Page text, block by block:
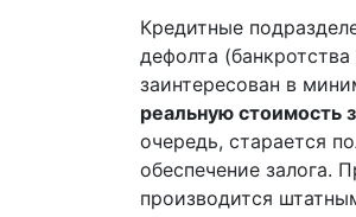
Кредитные
дефолта
заинтересован в
реальную стоимость
очередь, старается
обеспечение залога.
производится